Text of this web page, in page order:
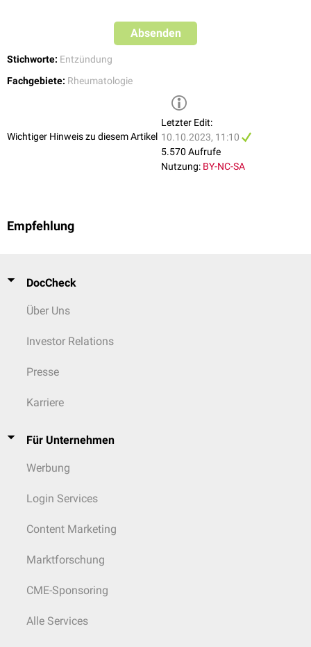
Absenden
Stichworte: Entzündung
Fachgebiete: Rheumatologie
Wichtiger Hinweis zu diesem Artikel
Letzter Edit:
10.10.2023, 11:10
5.570 Aufrufe
Nutzung: BY-NC-SA
Empfehlung
DocCheck
Über Uns
Investor Relations
Presse
Karriere
Für Unternehmen
Werbung
Login Services
Content Marketing
Marktforschung
CME-Sponsoring
Alle Services